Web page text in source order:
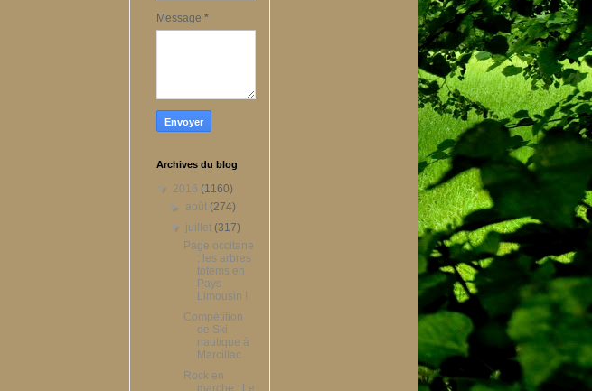
Message *
Archives du blog
▼ 2016 (1160)
► août (274)
▼ juillet (317)
Page occitane
: les arbres
totems en
Pays
Limousin !
Compétition
de Ski
nautique à
Marcillac
Rock en
marche : Le